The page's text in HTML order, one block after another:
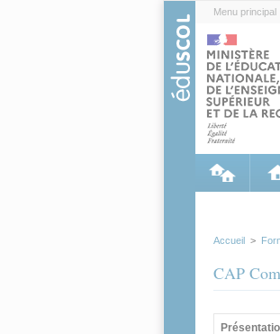
Menu principal
Accueil >
CAP
Groupe